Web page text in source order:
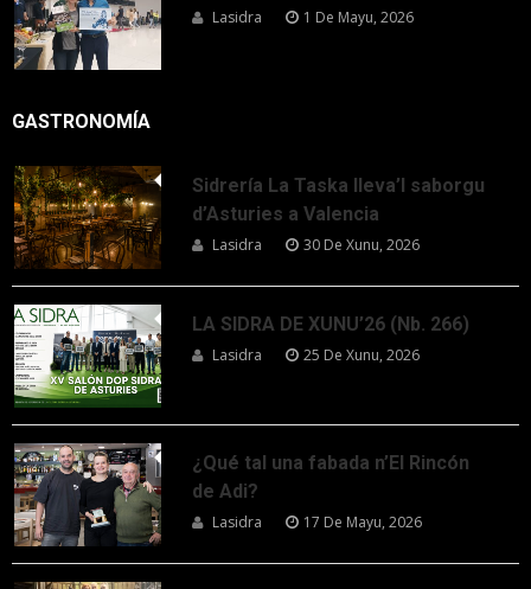
Lasidra 1 De Mayu, 2026
GASTRONOMÍA
Sidrería La Taska lleva’l saborgu
d’Asturies a Valencia
Lasidra 30 De Xunu, 2026
LA SIDRA DE XUNU’26 (Nb. 266)
Lasidra 25 De Xunu, 2026
¿Qué tal una fabada n’El Rincón
de Adi?
Lasidra 17 De Mayu, 2026